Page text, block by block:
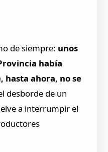
de siempre: unos
había
hasta ahora, no se
desborde de un
a interrumpir el